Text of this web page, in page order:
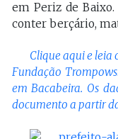
em Periz de Baixo.
conter berçário,
Clique aqui e leia
Fundação
em Bacabeira. Os
documento a partir